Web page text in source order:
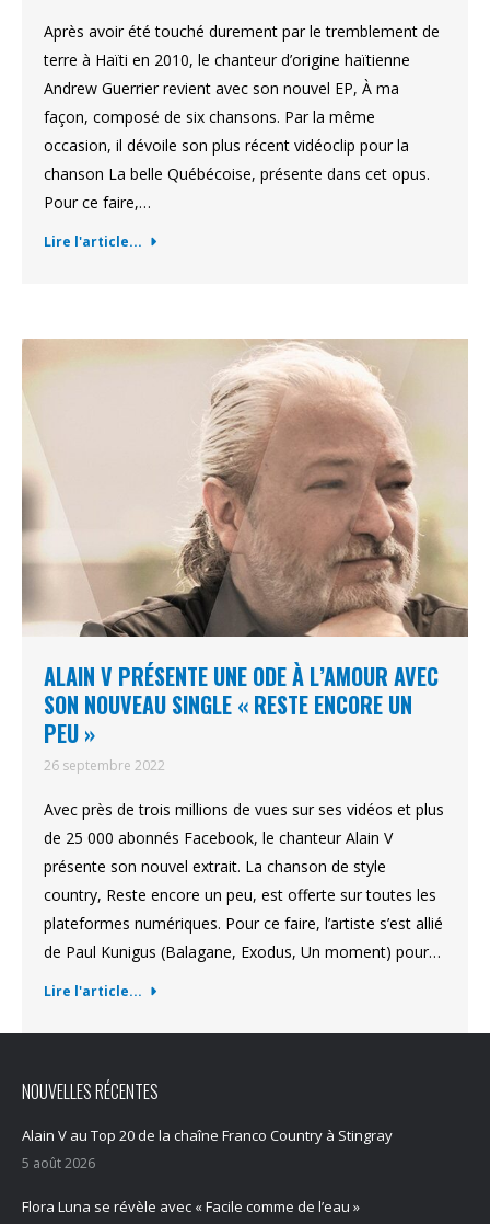
Après avoir été touché durement par le tremblement de
terre à Haïti en 2010, le chanteur d’origine haïtienne
Andrew Guerrier revient avec son nouvel EP, À ma
façon, composé de six chansons. Par la même
occasion, il dévoile son plus récent vidéoclip pour la
chanson La belle Québécoise, présente dans cet opus.
Pour ce faire,…
Lire l'article...
ALAIN V PRÉSENTE UNE ODE À L’AMOUR AVEC
SON NOUVEAU SINGLE « RESTE ENCORE UN
PEU »
26 septembre 2022
Avec près de trois millions de vues sur ses vidéos et plus
de 25 000 abonnés Facebook, le chanteur Alain V
présente son nouvel extrait. La chanson de style
country, Reste encore un peu, est offerte sur toutes les
plateformes numériques. Pour ce faire, l’artiste s’est allié
de Paul Kunigus (Balagane, Exodus, Un moment) pour…
Lire l'article...
NOUVELLES RÉCENTES
Alain V au Top 20 de la chaîne Franco Country à Stingray
5 août 2026
Flora Luna se révèle avec « Facile comme de l’eau »